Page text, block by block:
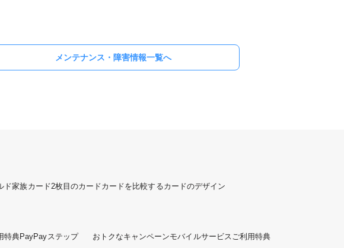
メンテナンス・障害情報一覧へ
ド家族カード2枚目のカードカードを比較するカードのデザイン
特典PayPayステップ おトクなキャンペーンモバイルサービスご利用特典